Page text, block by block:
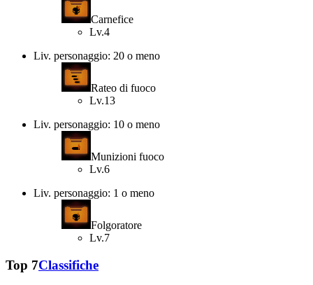
Carnefice
Lv.4
Liv. personaggio: 20 o meno
Rateo di fuoco
Lv.13
Liv. personaggio: 10 o meno
Munizioni fuoco
Lv.6
Liv. personaggio: 1 o meno
Folgoratore
Lv.7
Top 7Classifiche